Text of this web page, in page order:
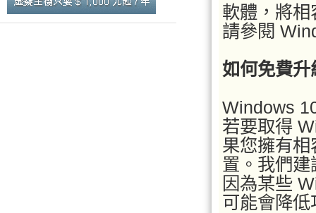
軟體，將
請參閱
如何免費
Windows
若要取得
果您擁有
置。我們
因為某些
可能會降